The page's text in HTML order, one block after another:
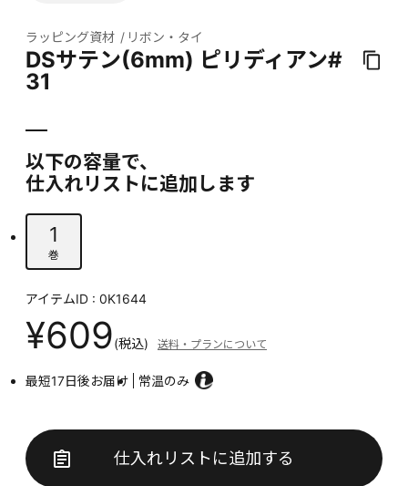
ラッピング資材 リボン・タイ
DSサテン(6mm) ピリディアン#
31
以下の容量で、
仕入れリストに追加します
1
巻
アイテムID : 0K1644
¥609(税込) 送料・プランについて
最短17日後お届け 常温のみ
仕入れリストに追加する